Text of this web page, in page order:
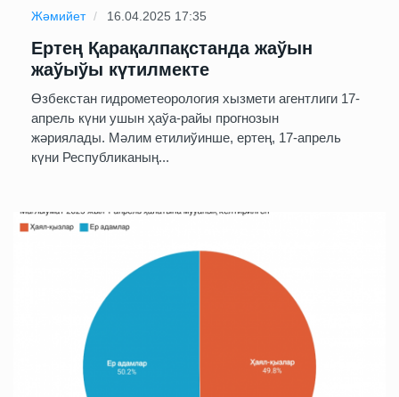
Жәмийет 16.04.2025 17:35
Ертең Қарақалпақстанда жаўын
жаўыўы күтилмекте
Өзбекстан гидрометеорология хызмети агентлиги 17-
апрель күни ушын ҳаўа-райы прогнозын
жәриялады. Мәлим етилиўинше, ертең, 17-апрель
күни Республиканың...